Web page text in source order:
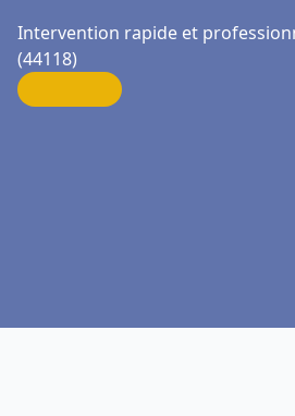
Intervention rapide et
(44118)